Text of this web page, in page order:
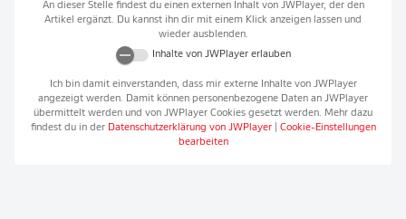
An dieser Stelle findest du einen externen Inhalt von JWPlayer, der den
Artikel ergänzt. Du kannst ihn dir mit einem Klick anzeigen lassen und
wieder ausblenden.
Inhalte von JWPlayererlauben
Ich bin damit einverstanden, dass mir externe Inhalte von JWPlayer
angezeigt werden. Damit können personenbezogene Daten an JWPlayer
übermittelt werden und von JWPlayer Cookies gesetzt werden. Mehr dazu
findest du in der Datenschutzerklärung von JWPlayer| Cookie-Einstellungen
bearbeiten